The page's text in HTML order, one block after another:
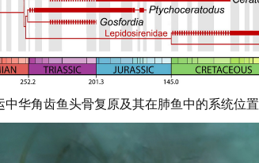
中华角齿鱼头骨复原及其在肺鱼中的系统位置